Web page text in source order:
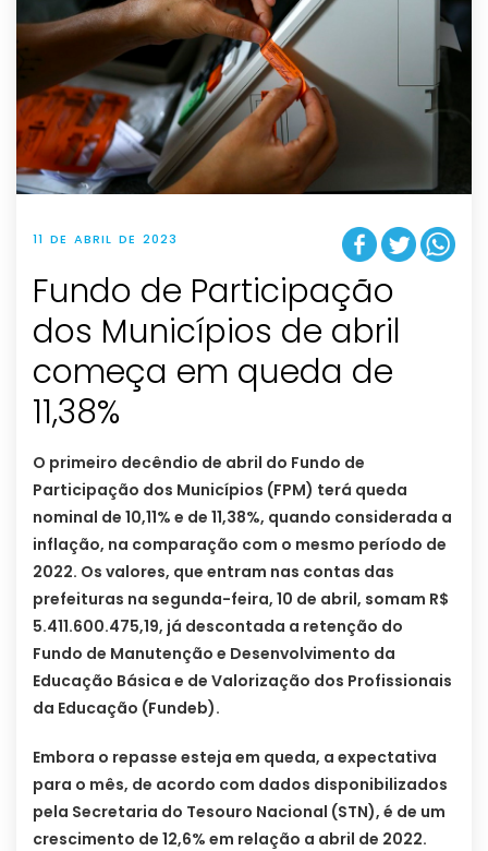
11 DE ABRIL DE 2023
Fundo de Participação
dos Municípios de abril
começa em queda de
11,38%
O primeiro decêndio de abril do Fundo de
Participação dos Municípios (FPM) terá queda
nominal de 10,11% e de 11,38%, quando considerada a
inflação, na comparação com o mesmo período de
2022. Os valores, que entram nas contas das
prefeituras na segunda-feira, 10 de abril, somam R$
5.411.600.475,19, já descontada a retenção do
Fundo de Manutenção e Desenvolvimento da
Educação Básica e de Valorização dos Profissionais
da Educação (Fundeb).
Embora o repasse esteja em queda, a expectativa
para o mês, de acordo com dados disponibilizados
pela Secretaria do Tesouro Nacional (STN), é de um
crescimento de 12,6% em relação a abril de 2022.